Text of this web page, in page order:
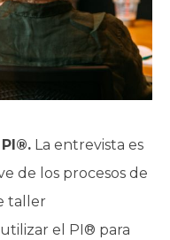
La entrevista es
de los procesos de
taller
el PI® para